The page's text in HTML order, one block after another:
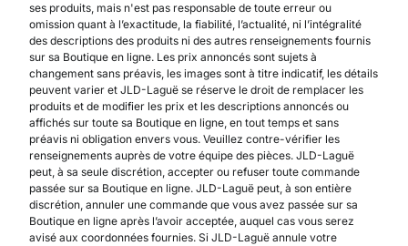
ses produits, mais n'est pas responsable de toute erreur ou
omission quant à l’exactitude, la fiabilité, l’actualité, ni l’intégralité
des descriptions des produits ni des autres renseignements fournis
sur sa Boutique en ligne. Les prix annoncés sont sujets à
changement sans préavis, les images sont à titre indicatif, les détails
peuvent varier et JLD-Laguë se réserve le droit de remplacer les
produits et de modifier les prix et les descriptions annoncés ou
affichés sur toute sa Boutique en ligne, en tout temps et sans
préavis ni obligation envers vous. Veuillez contre-vérifier les
renseignements auprès de votre équipe des pièces. JLD-Laguë
peut, à sa seule discrétion, accepter ou refuser toute commande
passée sur sa Boutique en ligne. JLD-Laguë peut, à son entière
discrétion, annuler une commande que vous avez passée sur sa
Boutique en ligne après l’avoir acceptée, auquel cas vous serez
avisé aux coordonnées fournies. Si JLD-Laguë annule votre